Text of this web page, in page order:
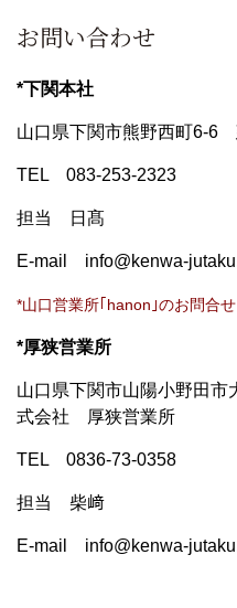
お問い合わせ
*下関本社
山口県下関市熊野西町6-
TEL 083-253-2323
担当 日髙
E-mail info@kenwa-
*山口営業所｢hanon｣のお問合
*厚狭営業所
山口県下関市山陽小野田
式会社 厚狭営業所
TEL 0836-73-0358
担当 柴﨑
E-mail info@kenwa-